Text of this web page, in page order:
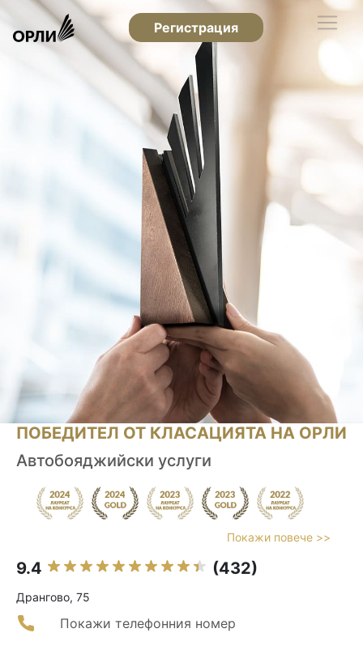
Регистрация
ПОБЕДИТЕЛ ОТ КЛАСАЦИЯТА НА ОРЛИ
Автобояджийски услуги
Покажи повече >>
9.4 (432)
Дрангово, 75
Покажи телефонния номер